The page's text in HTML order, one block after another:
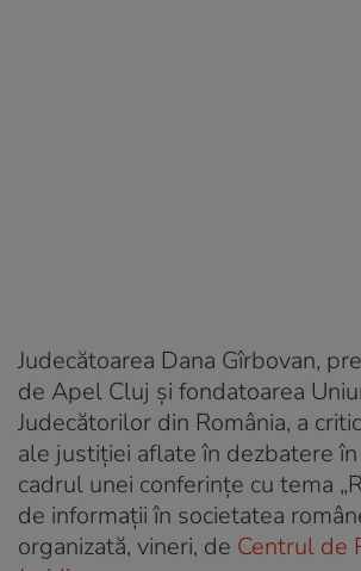
Judecătoarea Dana Gîrbovan,
de Apel Cluj şi fondatoarea
Judecătorilor din România, a
ale justiţiei aflate în dezbatere
cadrul unei conferinţe cu tema
de informaţii în societatea
organizată, vineri, de Centrul de